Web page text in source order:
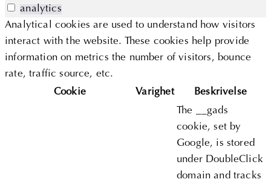
analytics
Analytical cookies are used to understand how visitors
interact with the website. These cookies help provide
information on metrics the number of visitors, bounce
rate, traffic source, etc.
Cookie
Varighet Beskrivelse
The __gads
cookie, set by
Google, is stored
under DoubleClick
domain and tracks